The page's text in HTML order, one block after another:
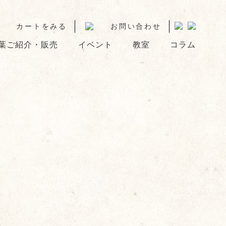
カートをみる お問い合わせ
ご紹介・販売 イベント 教室 コラム